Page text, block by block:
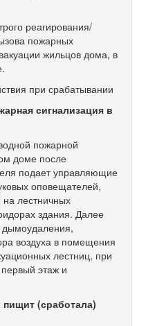
реагирования/
пожарных
жильцов дома, в
при срабатывании
сигнализация в
пожарной
доме после
подает управляющие
оповещателей,
на лестничных
здания. Далее
дымоудаления,
воздуха в помещения
лестниц, при
этаж и
(сработала)